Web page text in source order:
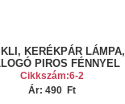
KERÉKPÁR LÁMPA,
PIROS FÉNNYEL
Cikkszám:6-2
Ár: 490 Ft